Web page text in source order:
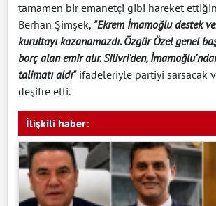
tamamen bir emanetçi gibi hareket
Berhan Şimşek, "Ekrem İmamoğlu destek
kurultayı kazanamazdı. Özgür Özel genel
borç alan emir alır. Silivri'den,
talimatı aldı"ifadeleriyle partiyi sarsacak
deşifre etti.
İlişkili haber: